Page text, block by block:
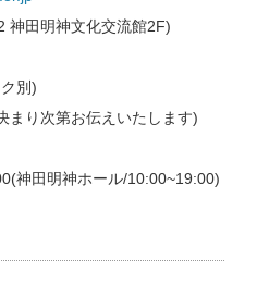
神田明神文化交流館2F)
別)
まり次第お伝えいたします)
神田明神ホール/10:00~19:00)